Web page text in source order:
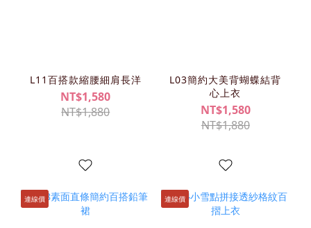
L11百搭款縮腰細肩長洋
NT$1,580
NT$1,880
L03簡約大美背蝴蝶結背
心上衣
NT$1,580
NT$1,880
連線價 連線價